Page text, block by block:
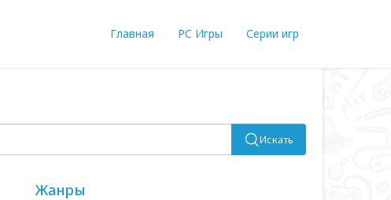
Главная PC Игры Серии игр
Искать
Жанры